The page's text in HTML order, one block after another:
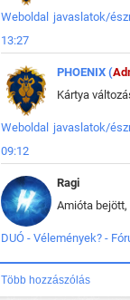
Weboldal javaslatok/
13:27
PHOENIX (
Weboldal javaslatok/
09:12
Ragi
DUÓ - Vélemények? -
Több hozzászólás